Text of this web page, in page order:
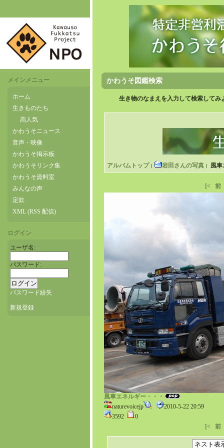
メインメニュー
ホーム
生きものたち
高人気
かわうそニュース
音声・映像
かわうそ掲示板
かわうそリンク集
かわうそ資料室
みんなの声
定款
XML (RSS 配信)
ログイン
ユーザ名:
パスワード:
パスワード紛失
新規登録
かわうそ図鑑検索
生き物のなまえを入力して検索して
アルバムトップ: 岩田さんの写真 : 風車
[< 前
風車エネルギー・・・
naturevoicejp
2010-5-22 20:59
3592
0
[<
前